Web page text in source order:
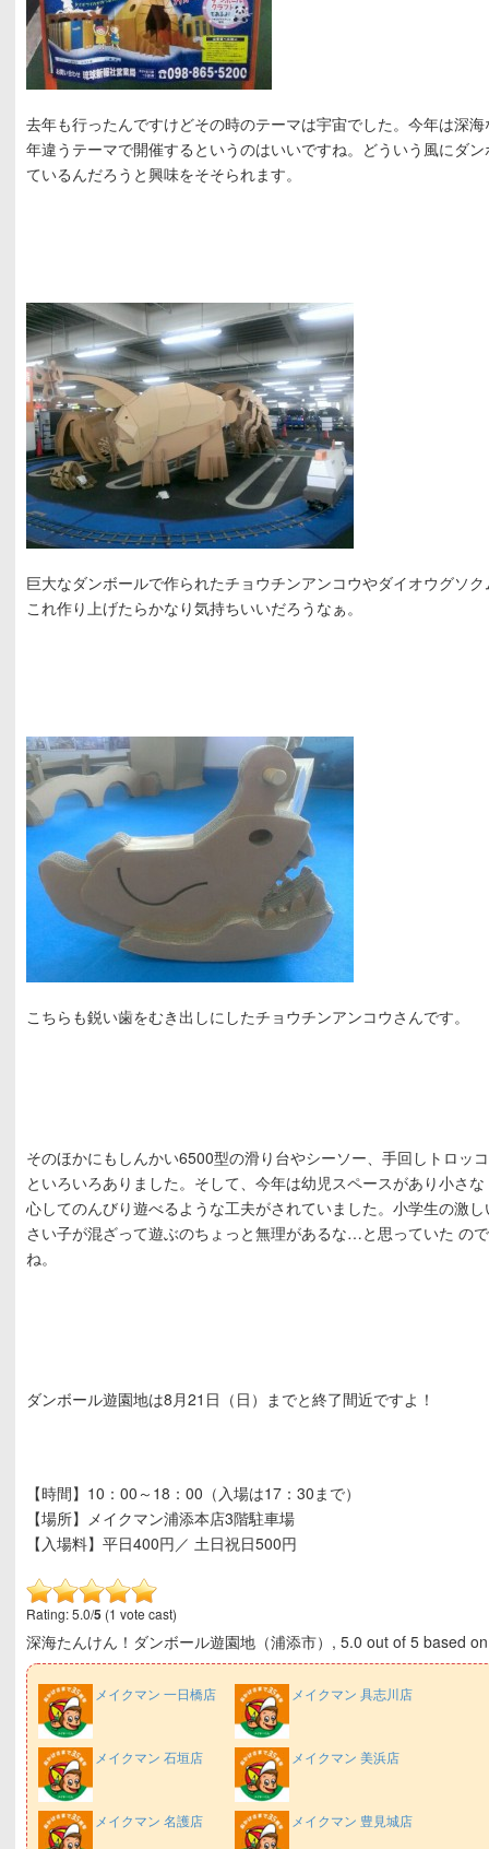
去年も行ったんですけどその時のテーマは宇宙でした。今年は深
年違うテーマで開催するというのはいいですね。どういう風にダ
ているんだろうと興味をそそられます。
巨大なダンボールで作られたチョウチンアンコウやダイオウグソ
これ作り上げたらかなり気持ちいいだろうなぁ。
こちらも鋭い歯をむき出しにしたチョウチンアンコウさんです。
そのほかにもしんかい6500型の滑り台やシーソー、手回しトロッ
といろいろありました。そして、今年は幼児スペースがあり小さ
心してのんびり遊べるような工夫がされていました。小学生の激
さい子が混ざって遊ぶのちょっと無理があるな…と思っていた の
ね。
ダンボール遊園地は8月21日（日）までと終了間近ですよ！
【時間】10：00～18：00（入場は17：30まで）
【場所】メイクマン浦添本店3階駐車場
【入場料】平日400円／ 土日祝日500円
Rating: 5.0/5 (1 vote cast)
深海たんけん！ダンボール遊園地（浦添市） ,5.0 out of5 based
メイクマン 一日橋店 メイクマン 具志川店
メイクマン 石垣店 メイクマン 美浜店
メイクマン 名護店 メイクマン 豊見城店